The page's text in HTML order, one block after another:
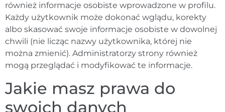
również informacje osobiste wprowadzone w profilu.
Każdy użytkownik może dokonać wglądu, korekty
albo skasować swoje informacje osobiste w dowolnej
chwili (nie licząc nazwy użytkownika, której nie
można zmienić). Administratorzy strony również
mogą przeglądać i modyfikować te informacje.
Jakie masz prawa do
swoich danych